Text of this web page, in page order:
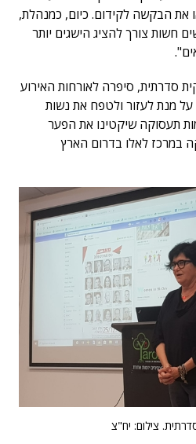
את הבקשה לקידום. כיום, כמנהלת,
חשות צורך להציג הישגים יותר
סדרתית, סיפרה לאורחות האירוע
מנת לעזור ולטפח את נשות
תעסוקה שיקטינו את הפער
במרכז לאלו בדרום הארץ
צילום: יח"צ